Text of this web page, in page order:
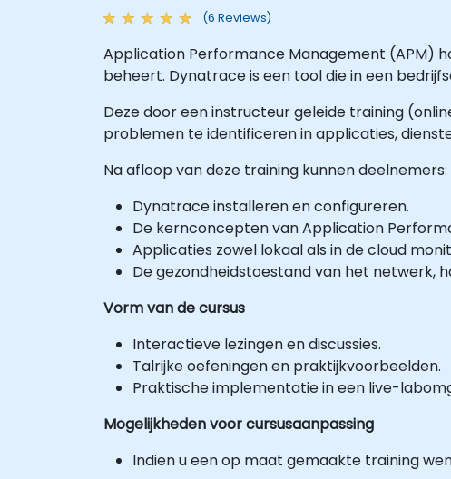
(6 Reviews)
Application Performance Management (APM)
beheert. Dynatrace is een tool die in een
Deze door een instructeur geleide training
problemen te identificeren in applicaties,
Na afloop van deze training kunnen deelnemers:
Dynatrace installeren en configureren.
De kernconcepten van Application
Applicaties zowel lokaal als in de cloud
De gezondheidstoestand van het netwerk,
Vorm van de cursus
Interactieve lezingen en discussies.
Talrijke oefeningen en praktijkvoorbeelden.
Praktische implementatie in een live-
Mogelijkheden voor cursusaanpassing
Indien u een op maat gemaakte training